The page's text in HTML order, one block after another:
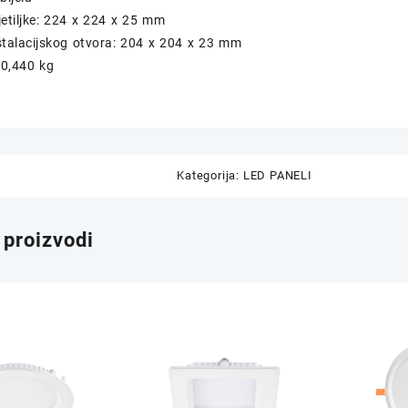
224 x 224 x 25 mm
otvora: 204 x 204 x 23 mm
kg
Kategorija: LED PANELI